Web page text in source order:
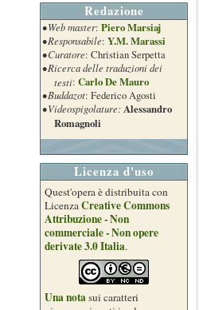
Redazione
• Web master: Piero Marsiaj
• Responsabile: Y.M. Marassi
• Curatore: Christian Serpetta
• Ricerca delle traduzioni dei
testi: Carlo De Mauro
• Buddazot: Federico Agosti
• Videospigolature:Alessandro
Romagnoli
Licenza d'uso
Quest'opera è distribuita con
LicenzaCreative Commons
Attribuzione - Non
commerciale - Non opere
derivate 3.0 Italia.
Una notasui caratteri